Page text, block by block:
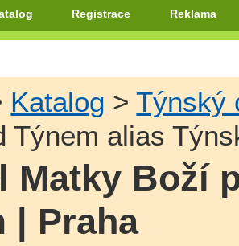
Registrace Reklama
Katalog >Týnský
Týnem alias
Matky Boží
| Praha